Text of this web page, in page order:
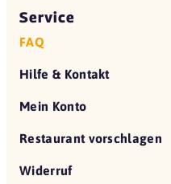
Service
FAQ
Hilfe & Kontakt
Mein Konto
Restaurant vorschlagen
Widerruf